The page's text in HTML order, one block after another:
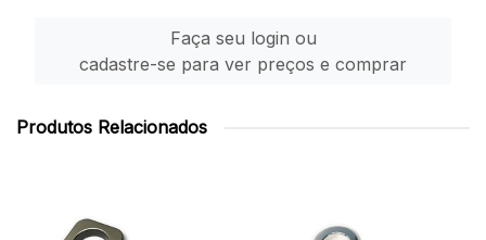
Faça seu login ou
cadastre-se para ver preços e comprar
Produtos Relacionados